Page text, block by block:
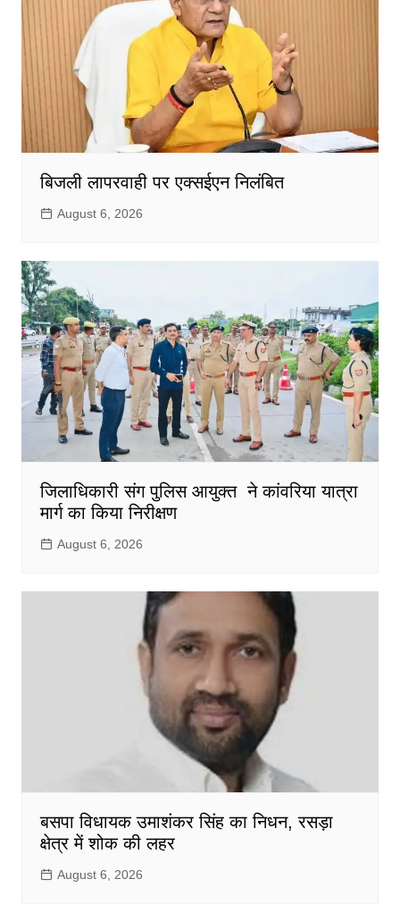
बिजली लापरवाही पर एक्सईएन निलंबित
August 6, 2026
जिलाधिकारी संग पुलिस आयुक्त ने कांवरिया यात्रा
मार्ग का किया निरीक्षण
August 6, 2026
बसपा विधायक उमाशंकर सिंह का निधन, रसड़ा
क्षेत्र में शोक की लहर
August 6, 2026